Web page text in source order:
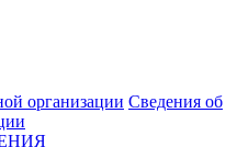
организации Сведения об